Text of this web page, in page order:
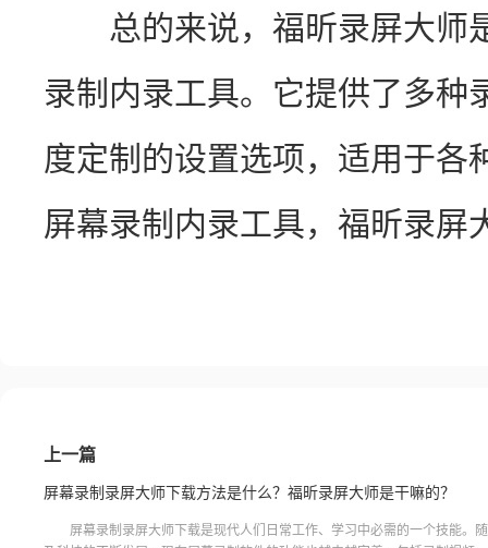
总的来说，福昕录屏大师
录制内录工具。它提供了多种
度定制的设置选项，适用于各
屏幕录制内录工具，福昕录屏
上一篇
屏幕录制录屏大师下载方法是什么？福昕录屏大师是干嘛的？
屏幕录制录屏大师下载是现代人们日常工作、学习中必需的一个技能。